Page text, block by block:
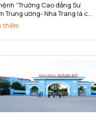
“Trường Cao đẳng Sư
Trung ương- Nha Trang là cơ
tạo, bồi dưỡng, nghiên cứu
học, hợp tác quốc tế, cung
nhân lực trình độ cao
nhân văn, đáp ứng yêu...
thêm